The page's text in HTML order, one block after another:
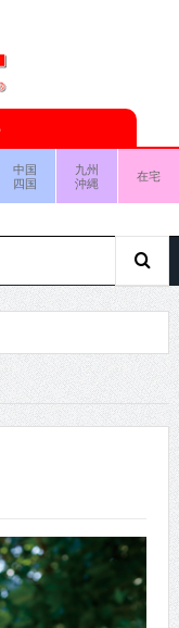
中国
四国
九州
沖縄
在宅